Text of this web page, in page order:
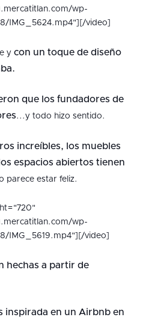
wp-
IMG_5624.mp4"][/video]
y con un toque de diseño
que los fundadores de
...y todo hizo sentido.
increíbles, los muebles
espacios abiertos tienen
parece estar feliz.
wp-
IMG_5619.mp4"][/video]
hechas a partir de
inspirada en un Airbnb en